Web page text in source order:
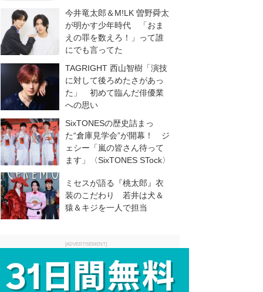
今井竜太郎＆M!LK 曽野舜太
が明かす少年時代 「おま
えの罪を数えろ！」って誰
にでも言ってた
TAGRIGHT 西山智樹「演技
に対して後ろめたさがあっ
た」 初めて臨んだ俳優業
への思い
SixTONESの歴史詰まっ
た“倉庫見学会”が開幕！ ジ
ェシー「嵐の皆さん待って
ます」〈SixTONES STock〉
ミセスが語る『桃太郎』衣
装のこだわり 若井は犬＆
猿＆キジを一人で担当
[ADVERTISEMENT]